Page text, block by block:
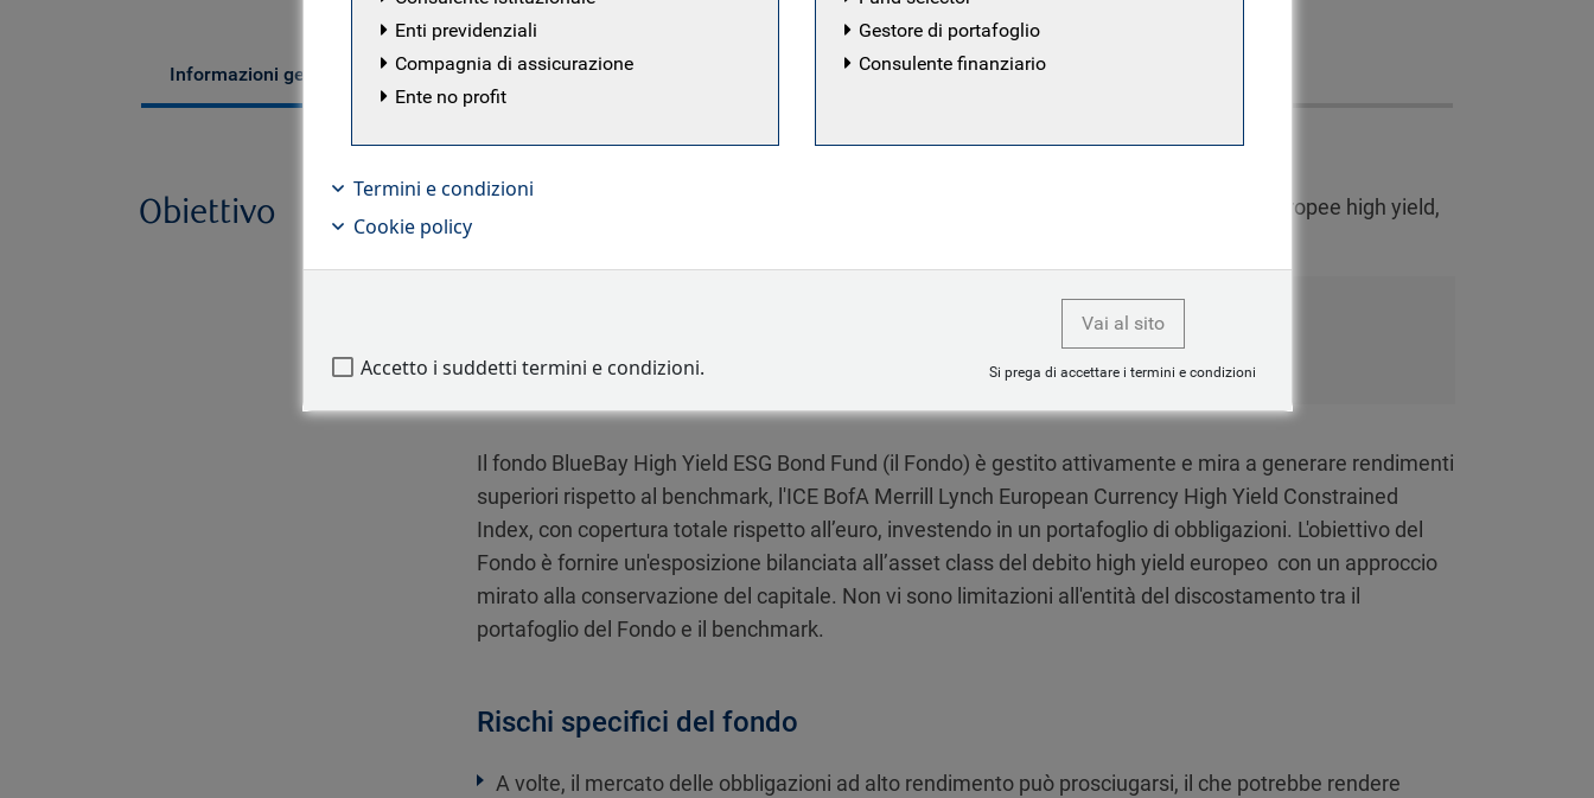
Informazioni generali Gestori dei fondi
Obiettivo
Il fondo BlueBay High Yield ESG Bond Fund è progettato per investire in obbligazioni europee high yield,
Il fondo BlueBay High Yield ESG Bond Fund (il Fondo) è gestito attivamente e mira a generare rendimenti
superiori rispetto al benchmark, l'ICE BofA Merrill Lynch European Currency High Yield Constrained
Index, con copertura totale rispetto all’euro, investendo in un portafoglio di obbligazioni. L'obiettivo del
Fondo è fornire un'esposizione bilanciata all’asset class del debito high yield europeo con un approccio
mirato alla conservazione del capitale. Non vi sono limitazioni all'entità del discostamento tra il
portafoglio del Fondo e il benchmark.
Rischi specifici del fondo
A volte, il mercato delle obbligazioni ad alto rendimento può prosciugarsi, il che potrebbe rendere
Enti previdenziali
Compagnia di assicurazione
Ente no profit
Gestore di portafoglio
Consulente finanziario
Termini e condizioni
Cookie policy
Accetto i suddetti termini e condizioni.
Vai al sito
Si prega di accettare i termini e condizioni